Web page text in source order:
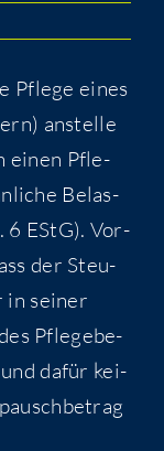
Pfle­ge eines
anstel­le
einen Pfle­
Belas­
6 EStG). Vor­
der Steu­
in sei­ner
Pfle­ge­be­
dafür kei­